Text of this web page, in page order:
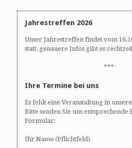
Jahrestreffen 2026
Unser Jahrestreffen findet vom
statt, genauere Infos gibt es
***
Ihre Termine bei uns
Es fehlt eine Veranstaltung in
Bitte senden Sie uns entsprechende
Formular:
Ihr Name (Pflichtfeld)